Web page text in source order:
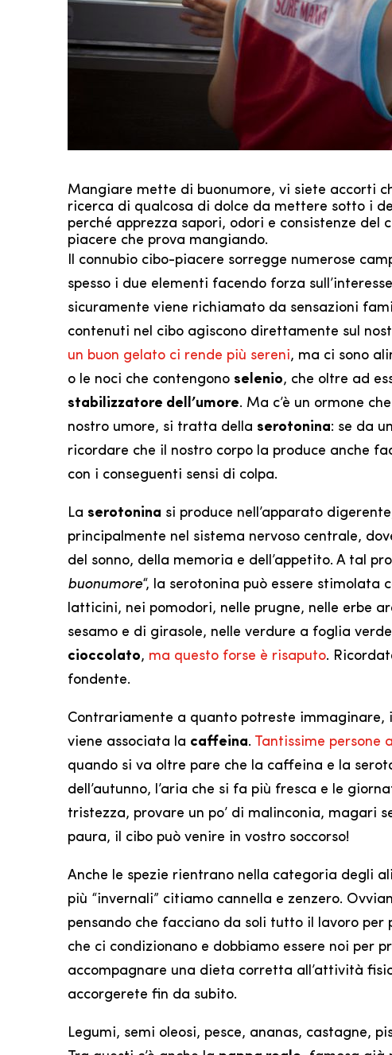
Mangiare mette di buonumore, vi siete accorti
ricerca di qualcosa di dolce da mettere sotto i
perché apprezza sapori, odori e consistenze
piacere che prova mangiando.
Il connubio cibo-piacere sorregge numerose
spesso i due elementi facendo forza
sicuramente viene richiamato da sensazioni
contenuti nel cibo agiscono direttamente sul
un buon gelato ci rende più sereni, ma ci sono
o le noci che contengono selenio, che oltre ad
stabilizzatore dell’umore. Ma c’è un ormone
nostro umore, si tratta della serotonina: se da
ricordare che il nostro corpo la produce anche
con i conseguenti sensi di colpa.
La serotonina si produce nell’apparato
principalmente nel sistema nervoso centrale,
del sonno, della memoria e dell’appetito. A tal
buonumore“, la serotonina può essere stimolata
latticini, nei pomodori, nelle prugne, nelle erbe
sesamo e di girasole, nelle verdure a foglia
cioccolato, ma questo forse è risaputo.
fondente.
Contrariamente a quanto potreste immaginare,
viene associata la caffeina. Tantissime persone
quando si va oltre pare che la caffeina e la
dell’autunno, l’aria che si fa più fresca e le
tristezza, provare un po’ di malinconia, magari
paura, il cibo può venire in vostro soccorso!
Anche le spezie rientrano nella categoria degli
più “invernali” citiamo cannella e zenzero.
pensando che facciano da soli tutto il lavoro
che ci condizionano e dobbiamo essere noi per
accompagnare una dieta corretta all’attività
accorgerete fin da subito.
Legumi, semi oleosi, pesce, ananas, castagne,